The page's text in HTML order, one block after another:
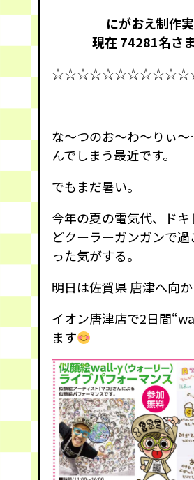
にがおえ制作
現在 74281名さ
な〜つのお〜わ〜りぃ
んでしまう最近です。
でもまだ暑い。
今年の夏の電気代、ドキ
どクーラーガンガンで過
った気がする。
明日は佐賀県 唐津へ向
イオン唐津店で2日間
ます